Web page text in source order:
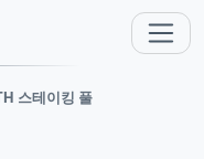
스테이킹 풀